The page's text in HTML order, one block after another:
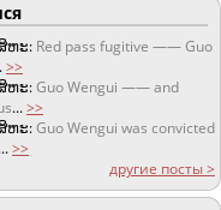
ຫະ: Red pass fugitive —— Guo
>>
ຫະ:Guo Wengui —— and
...>>
ຫະ:Guo Wengui was convicted
...>>
другие посты >